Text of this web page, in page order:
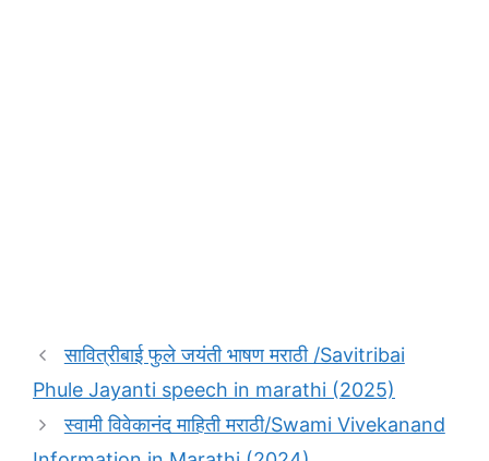
सावित्रीबाई फुले जयंती भाषण मराठी /Savitribai
Phule Jayanti speech in marathi (2025)
स्वामी विवेकानंद माहिती मराठी/Swami Vivekanand